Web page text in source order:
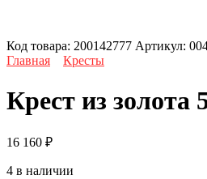
Код товара: 200142777 Артикул:
Главная
Кресты
Крест из золота
16 160 ₽
4 в наличии